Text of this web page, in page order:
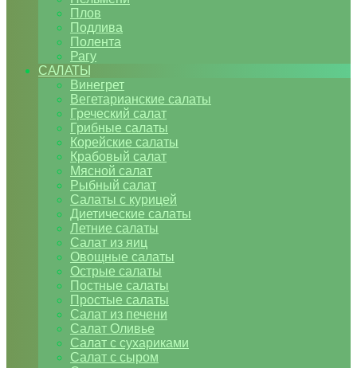
Плов
Подлива
Полента
Рагу
САЛАТЫ
Винегрет
Вегетарианские салаты
Греческий салат
Грибные салаты
Корейские салаты
Крабовый салат
Мясной салат
Рыбный салат
Салаты с курицей
Диетические салаты
Летние салаты
Салат из яиц
Овощные салаты
Острые салаты
Постные салаты
Простые салаты
Салат из печени
Салат Оливье
Салат с сухариками
Салат с сыром